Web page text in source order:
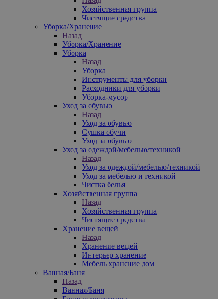
Хозяйственная группа
Чистящие средства
Уборка/Хранение
Назад
Уборка/Хранение
Уборка
Назад
Уборка
Инструменты для уборки
Расходники для уборки
Уборка-мусор
Уход за обувью
Назад
Уход за обувью
Сушка обучи
Уход за обувью
Уход за одеждой/мебелью/техникой
Назад
Уход за одеждой/мебелью/техникой
Уход за мебелью и техникой
Чистка белья
Хозяйственная группа
Назад
Хозяйственная группа
Чистящие средства
Хранение вещей
Назад
Хранение вещей
Интерьер хранение
Мебель хранение дом
Ванная/Баня
Назад
Ванная/Баня